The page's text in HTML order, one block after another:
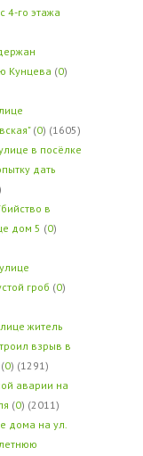
4-го этажа
Кунцева (0)
(0) (1605)
в посёлке
дать
в
дом 5 (0)
гроб (0)
житель
взрыв в
(0) (1291)
аварии на
(0) (2011)
дома на ул.